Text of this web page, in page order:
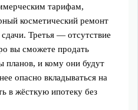
тарифам,
косметический ремонт
Третья — отсутствие
вы сможете продать
планов, и кому они будут
опасно вкладываться на
в жёсткую ипотеку без